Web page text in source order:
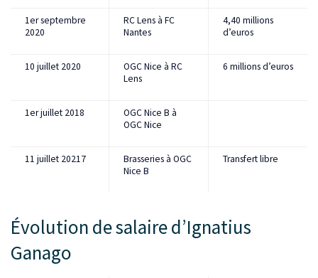
1er septembre
2020
RC Lens à FC
Nantes
4,40 millions
d’euros
10 juillet 2020
OGC Nice à RC
Lens
6 millions d’euros
1er juillet 2018
OGC Nice B à
OGC Nice
11 juillet 20217
Brasseries à OGC
Nice B
Transfert libre
Évolution de salaire d’Ignatius
Ganago